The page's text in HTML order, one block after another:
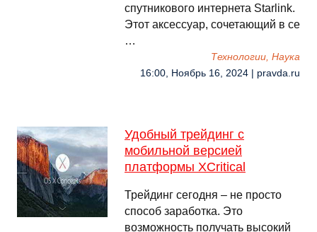
спутникового интернета Starlink.
Этот аксессуар, сочетающий в се
…
Технологии, Наука
16:00, Ноябрь 16, 2024 | pravda.ru
Удобный трейдинг с
мобильной версией
платформы XCritical
Трейдинг сегодня – не просто
способ заработка. Это
возможность получать высокий